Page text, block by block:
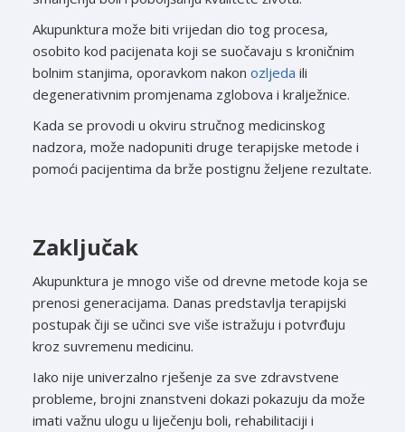
Akupunktura može biti vrijedan dio tog procesa,
osobito kod pacijenata koji se suočavaju s kroničnim
bolnim stanjima, oporavkom nakon ozljeda ili
degenerativnim promjenama zglobova i kralježnice.
Kada se provodi u okviru stručnog medicinskog
nadzora, može nadopuniti druge terapijske metode i
pomoći pacijentima da brže postignu željene rezultate.
Zaključak
Akupunktura je mnogo više od drevne metode koja se
prenosi generacijama. Danas predstavlja terapijski
postupak čiji se učinci sve više istražuju i potvrđuju
kroz suvremenu medicinu.
Iako nije univerzalno rješenje za sve zdravstvene
probleme, brojni znanstveni dokazi pokazuju da može
imati važnu ulogu u liječenju boli, rehabilitaciji i